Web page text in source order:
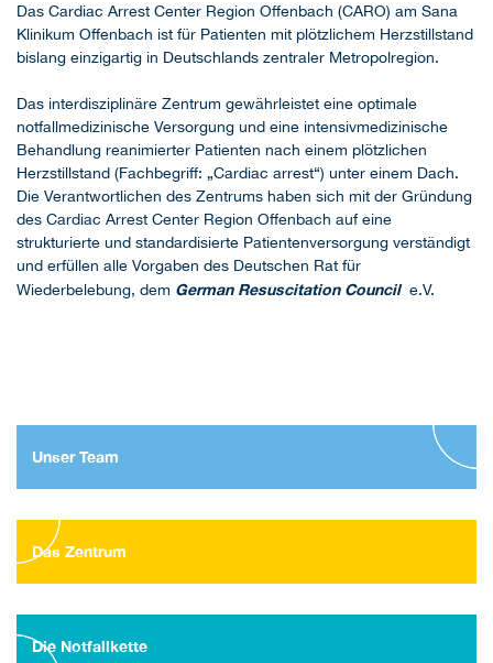
Das Cardiac Arrest Center Region Offenbach (CARO) am Sana
Klinikum Offenbach ist für Patienten mit plötzlichem Herzstillstand
bislang einzigartig in Deutschlands zentraler Metropolregion.
Das interdisziplinäre Zentrum gewährleistet eine optimale
notfallmedizinische Versorgung und eine intensivmedizinische
Behandlung reanimierter Patienten nach einem plötzlichen
Herzstillstand (Fachbegriff: „Cardiac arrest“) unter einem Dach.
Die Verantwortlichen des Zentrums haben sich mit der Gründung
des Cardiac Arrest Center Region Offenbach auf eine
strukturierte und standardisierte Patientenversorgung verständigt
und erfüllen alle Vorgaben des Deutschen Rat für
Wiederbelebung, dem German Resuscitation Council e.V.
Unser Team
Das Zentrum
Die Notfallkette